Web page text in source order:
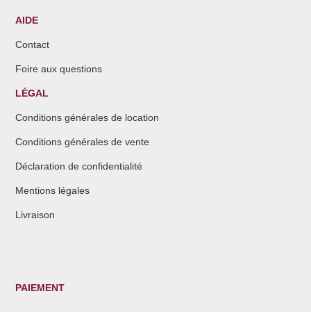
AIDE
Contact
Foire aux questions
LÉGAL
Conditions générales de location
Conditions générales de vente
Déclaration de confidentialité
Mentions légales
Livraison
PAIEMENT